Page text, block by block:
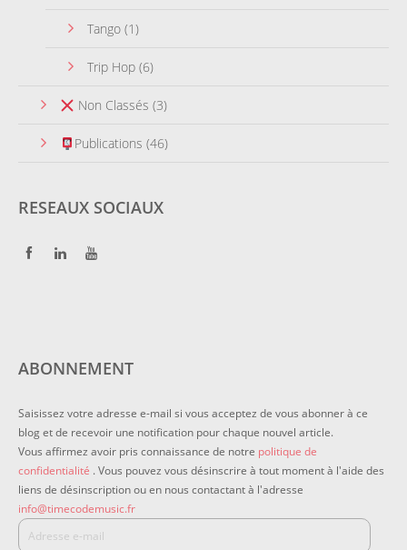
Tango (1)
Trip Hop (6)
Non Classés (3)
Publications (46)
RESEAUX SOCIAUX
ABONNEMENT
Saisissez votre adresse e-mail si vous acceptez de vous abonner à ce
blog et de recevoir une notification pour chaque nouvel article.
Vous affirmez avoir pris connaissance de notre politique de
confidentialité . Vous pouvez vous désinscrire à tout moment à l'aide des
liens de désinscription ou en nous contactant à l'adresse
info@timecodemusic.fr